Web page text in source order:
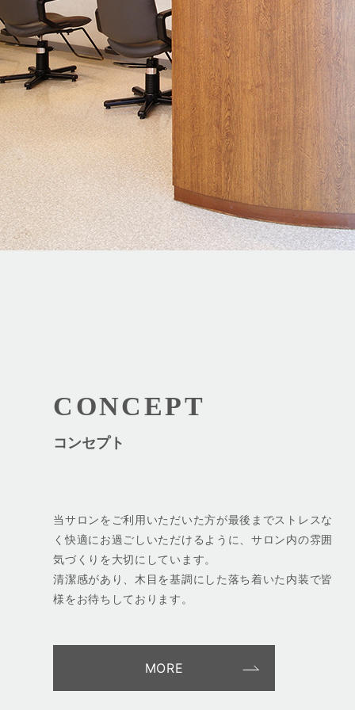
CONCEPT
コンセプト
当サロンをご利用いただいた方が最後までストレスな
く快適にお過ごしいただけるように、サロン内の雰囲
気づくりを大切にしています。
清潔感があり、木目を基調にした落ち着いた内装で皆
様をお待ちしております。
MORE